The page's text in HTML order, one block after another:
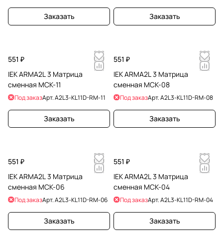
Заказать Заказать
551 ₽
IEK ARMA2L 3 Матрица
сменная МСК-11
Под заказАрт.A2L3-KL11D-RM-11
Заказать
551 ₽
IEK ARMA2L 3 Матрица
сменная МСК-08
Под заказАрт.A2L3-KL11D-RM-08
Заказать
551 ₽
IEK ARMA2L 3 Матрица
сменная МСК-06
Под заказАрт.A2L3-KL11D-RM-06
Заказать
551 ₽
IEK ARMA2L 3 Матрица
сменная МСК-04
Под заказАрт.A2L3-KL11D-RM-04
Заказать